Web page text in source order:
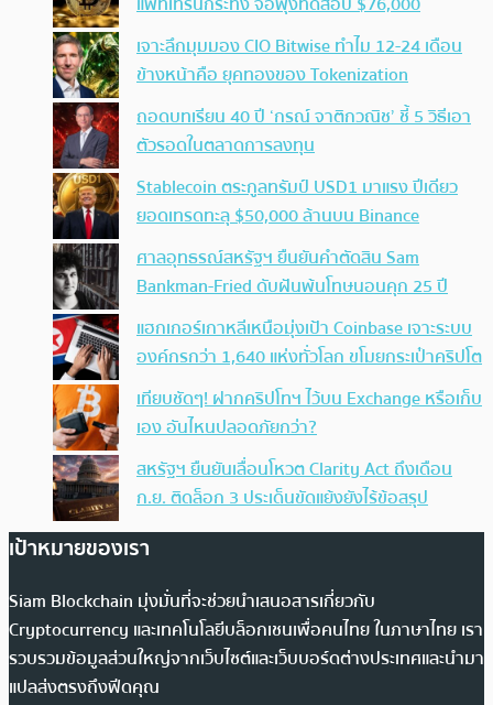
เจาะลึกมุมมอง CIO Bitwise ทำไม 12-24 เดือน
ข้างหน้าคือ ยุคทองของ Tokenization
ถอดบทเรียน 40 ปี ‘กรณ์ จาติกวณิช’ ชี้ 5 วิธีเอา
ตัวรอดในตลาดการลงทุน
Stablecoin ตระกูลทรัมป์ USD1 มาแรง ปีเดียว
ยอดเทรดทะลุ $50,000 ล้านบน Binance
ศาลอุทธรณ์สหรัฐฯ ยืนยันคำตัดสิน Sam
Bankman-Fried ดับฝันพ้นโทษนอนคุก 25 ปี
แฮกเกอร์เกาหลีเหนือมุ่งเป้า Coinbase เจาะระบบ
องค์กรกว่า 1,640 แห่งทั่วโลก ขโมยกระเป๋าคริปโต
เทียบชัดๆ! ฝากคริปโทฯ ไว้บน Exchange หรือเก็บ
เอง อันไหนปลอดภัยกว่า?
สหรัฐฯ ยืนยันเลื่อนโหวต Clarity Act ถึงเดือน
ก.ย. ติดล็อก 3 ประเด็นขัดแย้งยังไร้ข้อสรุป
เป้าหมายของเรา
Siam Blockchain มุ่งมั่นที่จะช่วยนำเสนอสารเกี่ยวกับ
Cryptocurrency และเทคโนโลยีบล็อกเชนเพื่อคนไทย ในภาษาไทย เรา
รวบรวมข้อมูลส่วนใหญ่จากเว็บไซต์และเว็บบอร์ดต่างประเทศและนำมา
แปลส่งตรงถึงฟีดคุณ